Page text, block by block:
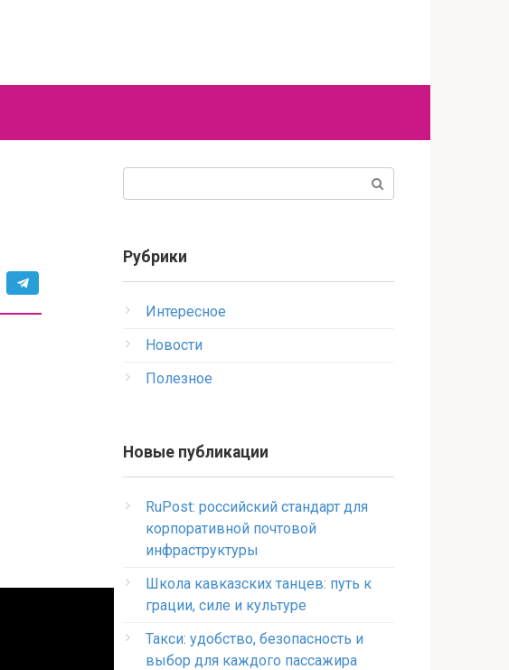
Рубрики
Интересное
Новости
Полезное
Новые публикации
RuPost: российский стандарт для
корпоративной почтовой
инфраструктуры
Школа кавказских танцев: путь к
грации, силе и культуре
Такси: удобство, безопасность и
выбор для каждого пассажира